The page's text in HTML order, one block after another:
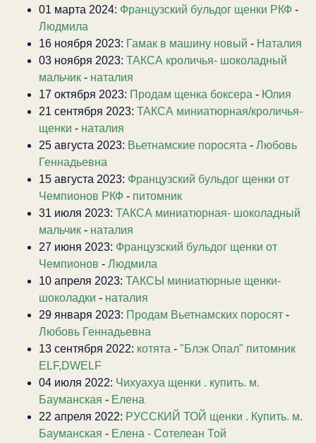
01 марта 2024: Французский бульдог щенки РКФ -
Людмила
16 ноября 2023: Гамак в машину новый - Наталия
03 ноября 2023: ТАКСА кроличья- шоколадный
мальчик - наталия
17 октября 2023: Продам щенка боксера - Юлия
21 сентября 2023: ТАКСА миниатюрная/кроличья-
щенки - наталия
25 августа 2023: Вьетнамские поросята - Любовь
Геннадьевна
15 августа 2023: Французский бульдог щенки от
Чемпионов РКФ - питомник
31 июля 2023: ТАКСА миниатюрная- шоколадный
мальчик - наталия
27 июня 2023: Французский бульдог щенки от
Чемпионов - Людмила
10 апреля 2023: ТАКСЫ миниатюрные щенки-
шоколадки - наталия
29 января 2023: Продам Вьетнамских поросят -
Любовь Геннадьевна
13 сентября 2022: котята - "Блэк Опал" питомник
ELF,DWELF
04 июля 2022: Чихуахуа щенки . купить. м.
Бауманская - Елена
22 апреля 2022: РУССКИЙ ТОЙ щенки . Купить. м.
Бауманская - Елена - Сотелеан Той